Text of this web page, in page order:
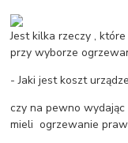
Jest kilka rzeczy ,
przy wyborze
- Jaki jest koszt
czy na pewno wydając
mieli ogrzewanie